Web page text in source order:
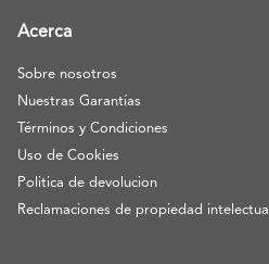
Acerca
Sobre nosotros
Nuestras Garantías
Términos y Condiciones
Uso de Cookies
Politica de devolucion
Reclamaciones de propiedad intelectual